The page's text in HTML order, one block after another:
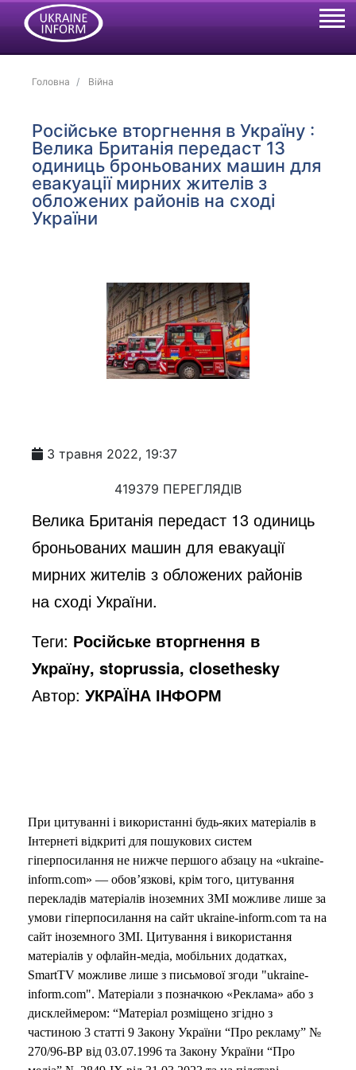
Головна Війна
Російське вторгнення в Україну :
Велика Британія передаст 13
одиниць броньованих машин для
евакуації мирних жителів з
обложених районів на сході
України
3 травня 2022, 19:37
419379 ПЕРЕГЛЯДІВ
Велика Британія передаст 13 одиниць
броньованих машин для евакуації
мирних жителів з обложених районів
на сході України.
Теги: Російське вторгнення в
Україну, stoprussia, closethesky
Автор:УКРАЇНА ІНФОРМ
При цитуванні і використанні будь-яких матеріалів в
Інтернеті відкриті для пошукових систем
гіперпосилання не нижче першого абзацу на «ukraine-
inform.com» — обов’язкові, крім того, цитування
перекладів матеріалів іноземних ЗМІ можливе лише за
умови гіперпосилання на сайт ukraine-inform.com та на
сайт іноземного ЗМІ. Цитування і використання
матеріалів у офлайн-медіа, мобільних додатках,
SmartTV можливе лише з письмової згоди "ukraine-
inform.com". Матеріали з позначкою «Реклама» або з
дисклеймером: “Матеріал розміщено згідно з
частиною 3 статті 9 Закону України “Про рекламу” №
270/96-ВР від 03.07.1996 та Закону України “Про